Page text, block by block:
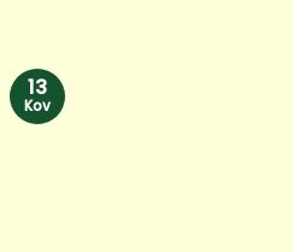
13
Kov